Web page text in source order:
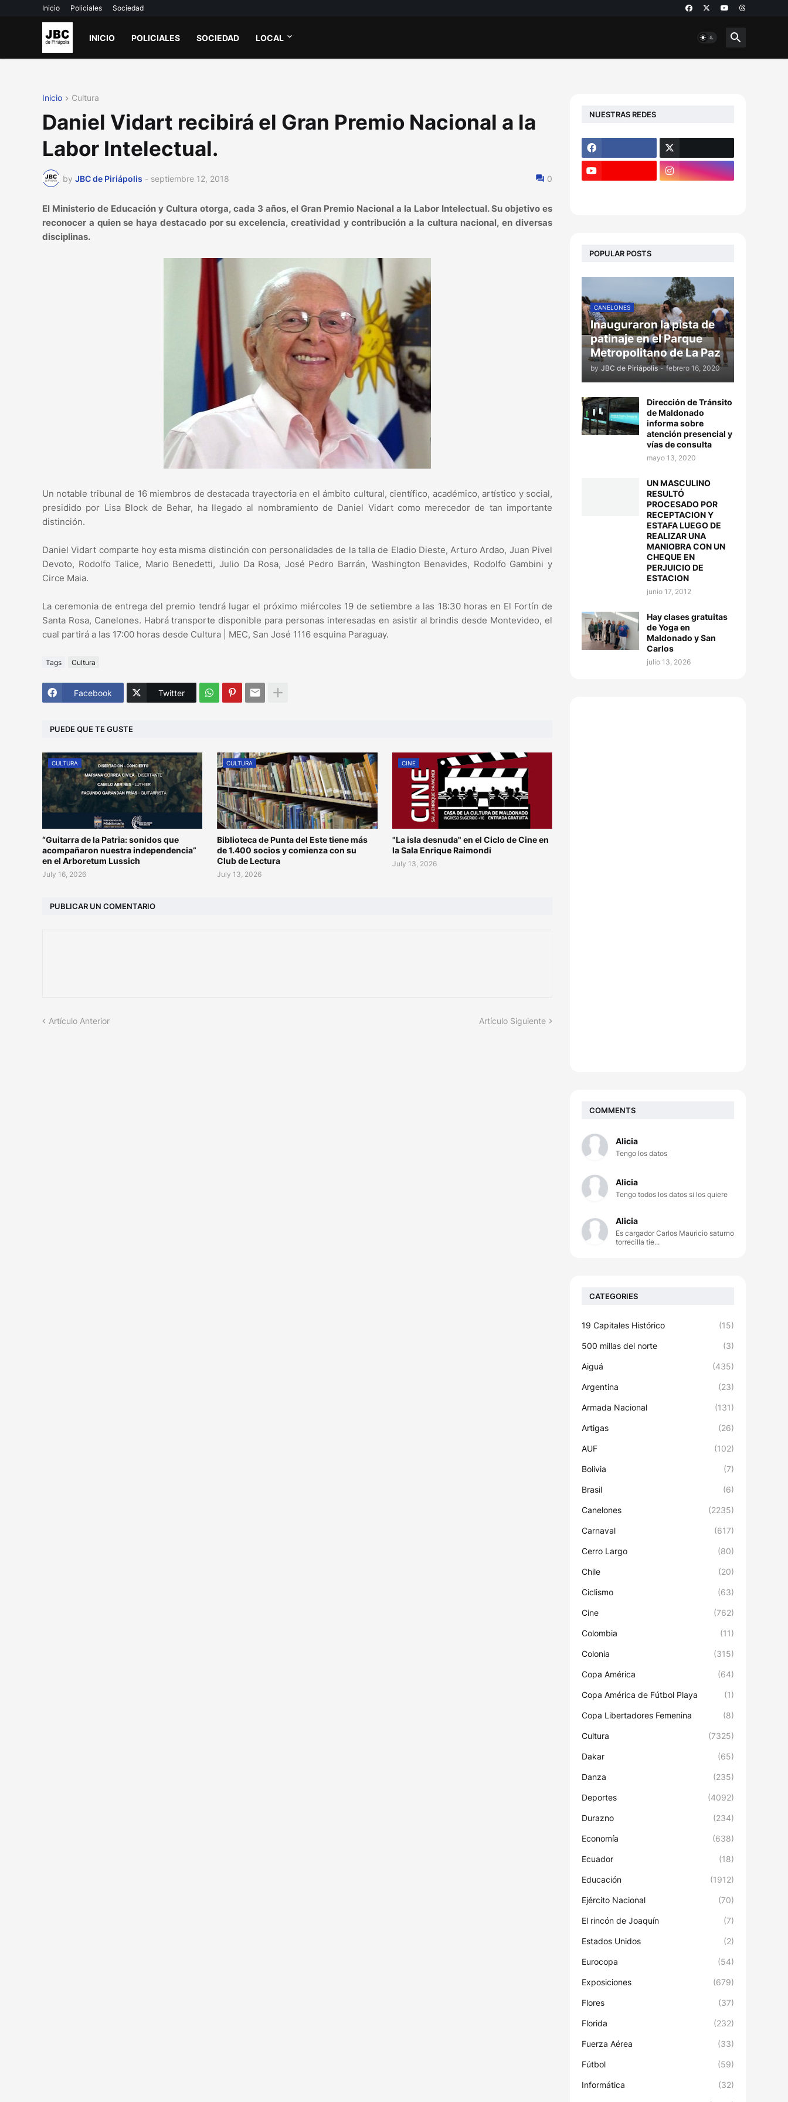
Inicio Policiales Sociedad
INICIO POLICIALES SOCIEDAD LOCAL
Inicio Cultura
Daniel Vidart recibirá el Gran Premio Nacional a la
Labor Intelectual.
by JBC de Piriápolis - septiembre 12, 2018 0
El Ministerio de Educación y Cultura otorga, cada 3 años, el Gran Premio Nacional a la Labor Intelectual. Su objetivo es
reconocer a quien se haya destacado por su excelencia, creatividad y contribución a la cultura nacional, en diversas
disciplinas.
Un notable tribunal de 16 miembros de destacada trayectoria en el ámbito cultural, científico, académico, artístico y social,
presidido por Lisa Block de Behar, ha llegado al nombramiento de Daniel Vidart como merecedor de tan importante
distinción.
Daniel Vidart comparte hoy esta misma distinción con personalidades de la talla de Eladio Dieste, Arturo Ardao, Juan Pivel
Devoto, Rodolfo Talice, Mario Benedetti, Julio Da Rosa, José Pedro Barrán, Washington Benavides, Rodolfo Gambini y
Circe Maia.
La ceremonia de entrega del premio tendrá lugar el próximo miércoles 19 de setiembre a las 18:30 horas en El Fortín de
Santa Rosa, Canelones. Habrá transporte disponible para personas interesadas en asistir al brindis desde Montevideo, el
cual partirá a las 17:00 horas desde Cultura | MEC, San José 1116 esquina Paraguay.
Tags Cultura
Facebook Twitter
PUEDE QUE TE GUSTE
CULTURA
“Guitarra de la Patria: sonidos que
acompañaron nuestra independencia”
en el Arboretum Lussich
July 16, 2026
CULTURA
Biblioteca de Punta del Este tiene más
de 1.400 socios y comienza con su
Club de Lectura
July 13, 2026
CINE
"La isla desnuda" en el Ciclo de Cine en
la Sala Enrique Raimondi
July 13, 2026
PUBLICAR UN COMENTARIO
Artículo Anterior Artículo Siguiente
NUESTRAS REDES
POPULAR POSTS
CANELONES
Inauguraron la pista de
patinaje en el Parque
Metropolitano de La Paz
by JBC de Piriápolis - febrero 16, 2020
Dirección de Tránsito
de Maldonado
informa sobre
atención presencial y
vías de consulta
mayo 13, 2020
UN MASCULINO
RESULTÓ
PROCESADO POR
RECEPTACION Y
ESTAFA LUEGO DE
REALIZAR UNA
MANIOBRA CON UN
CHEQUE EN
PERJUICIO DE
ESTACION
junio 17, 2012
Hay clases gratuitas
de Yoga en
Maldonado y San
Carlos
julio 13, 2026
COMMENTS
Alicia
Tengo los datos
Alicia
Tengo todos los datos si los quiere
Alicia
Es cargador Carlos Mauricio saturno
torrecilla tie...
CATEGORIES
19 Capitales Histórico (15)
500 millas del norte (3)
Aiguá (435)
Argentina (23)
Armada Nacional (131)
Artigas (26)
AUF (102)
Bolivia (7)
Brasil (6)
Canelones (2235)
Carnaval (617)
Cerro Largo (80)
Chile (20)
Ciclismo (63)
Cine (762)
Colombia (11)
Colonia (315)
Copa América (64)
Copa América de Fútbol Playa (1)
Copa Libertadores Femenina (8)
Cultura (7325)
Dakar (65)
Danza (235)
Deportes (4092)
Durazno (234)
Economía (638)
Ecuador (18)
Educación (1912)
Ejército Nacional (70)
El rincón de Joaquín (7)
Estados Unidos (2)
Eurocopa (54)
Exposiciones (679)
Flores (37)
Florida (232)
Fuerza Aérea (33)
Fútbol (59)
Informática (32)